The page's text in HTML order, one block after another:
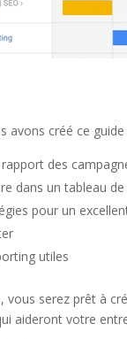
avons créé ce
des
dans un tableau
pour un
utiles
vous serez prêt à
aideront votre